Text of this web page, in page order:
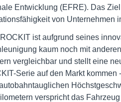
Entwicklung (EFRE). Das
von Unternehmen
ist aufgrund seines
kaum noch mit
vergleichbar und stellt eine
Serie auf den Markt
verspricht das